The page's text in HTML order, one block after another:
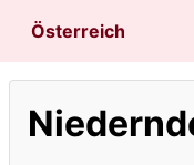
Österreich